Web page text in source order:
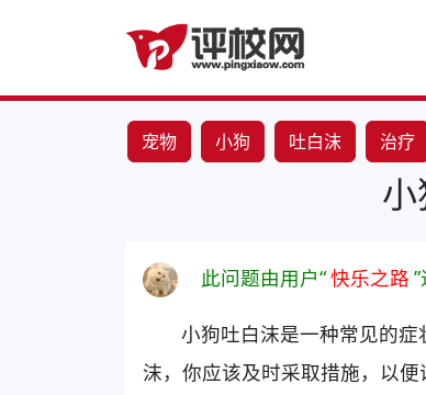
宠物 小狗 吐白沫 治疗
此问题由用户“快乐之路
小狗吐白沫是一种常见的
沫，你应该及时采取措施，以